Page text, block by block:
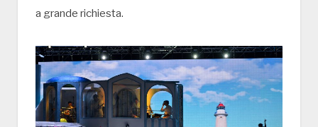
a grande richiesta.